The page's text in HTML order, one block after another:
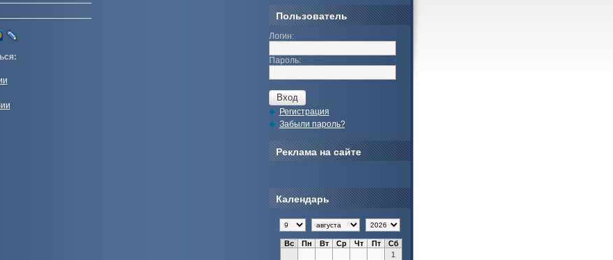
Пользователь
Логин:
Пароль:
Регистрация
Забыли пароль?
Реклама на сайте
Календарь
Вс Пн Вт Ср Чт Пт
Сб
1